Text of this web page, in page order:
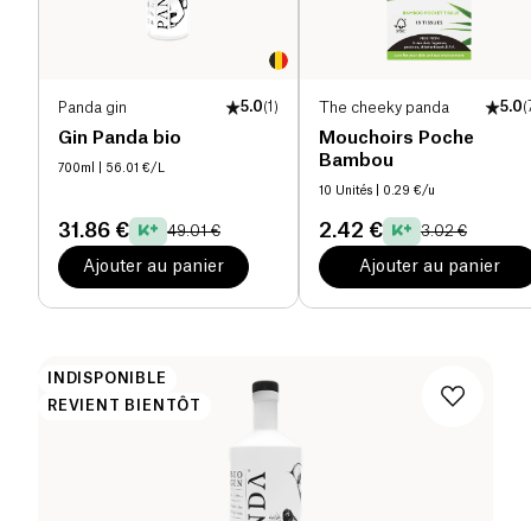
Panda gin 5.0(1 )
Gin Panda bio
700ml | 56.01 €/L
31.86 € 49.01 €
Ajouter au panier
The cheeky panda 5.0(
Mouchoirs Poche
Bambou
10 Unités | 0.29 €/u
2.42 € 3.02 €
Ajouter au panier
INDISPONIBLE
REVIENT BIENTÔT